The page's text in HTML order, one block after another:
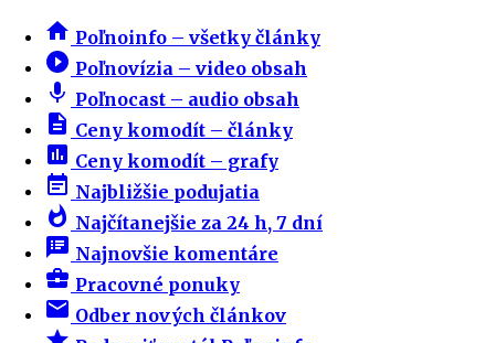
home Poľnoinfo – všetky články
play_circle_filled Poľnovízia – video obsah
mic Poľnocast – audio obsah
description Ceny komodít – články
insert_chart Ceny komodít – grafy
event_note Najbližšie podujatia
whatshot Najčítanejšie za 24 h, 7 dní
speaker_notes Najnovšie komentáre
business_center Pracovné ponuky
email Odber nových článkov